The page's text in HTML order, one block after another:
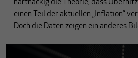
hartnäckig die Theorie, dass
einen Teil der aktuellen „Inflation“
Doch die Daten zeigen ein anderes